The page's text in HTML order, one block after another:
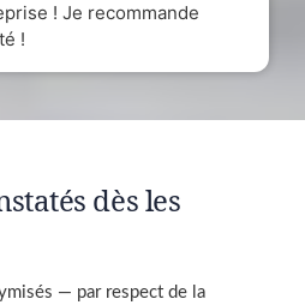
! Je recommande
!
dès les
— par respect de la